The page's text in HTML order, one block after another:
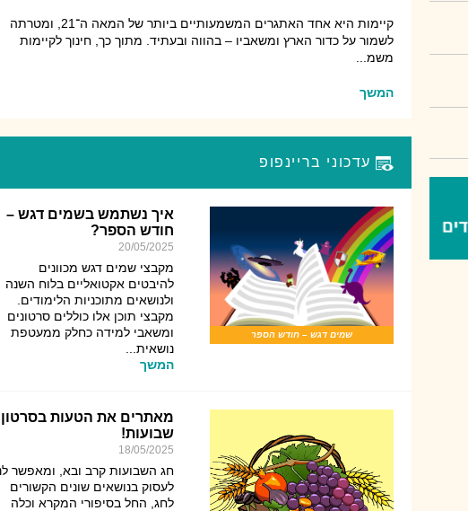
קיימות היא אחד האתגרים המשמעותיים ביותר של המאה ה־21, ומטרתה
לשמור על כדור הארץ ומשאביו – בהווה ובעתיד. מתוך כך, חינוך לקיימות
משמ...
המשך
כולם מדברים על מיומנויות למידה, עד כמה הן חשובות ונדרשות, ועד כמה
אתגרי המאה ה-21 בתחומים מידע ודיגיטציה וריבוי הייצוגים החזותיים ...
עדכוני בריינפופ
שמים דגש – חודש הספר
איך נשתמש בשמים דגש –
חודש הספר?
20/05/2025
מקבצי שמים דגש מכוונים
להיבטים אקטואליים בלוח השנה
ולנושאים מתוכניות הלימודים.
מקבצי תוכן אלו כוללים סרטונים
ומשאבי למידה כחלק ממעטפת
נושאית...
המשך
מאתרים את הטעות בסרטון
שבועות!
18/05/2025
חג השבועות קרב ובא, ומאפשר
לעסוק בנושאים שונים הקשורים
לחג, החל בסיפורי המקרא וכלה